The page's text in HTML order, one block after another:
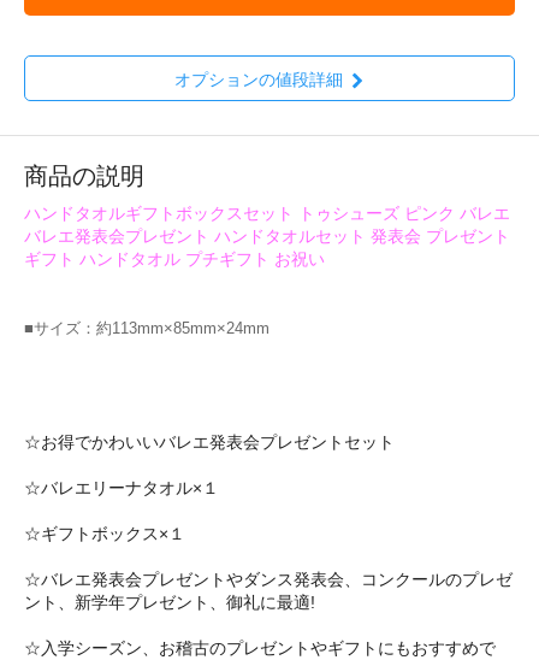
オプションの値段詳細
商品の説明
ハンドタオルギフトボックスセット トゥシューズ ピンク バレエ
バレエ発表会プレゼント ハンドタオルセット 発表会 プレゼント
ギフト ハンドタオル プチギフト お祝い
■サイズ：約113mm×85mm×24mm
☆お得でかわいいバレエ発表会プレゼントセット
☆バレエリーナタオル×１
☆ギフトボックス×１
☆バレエ発表会プレゼントやダンス発表会、コンクールのプレゼ
ント、新学年プレゼント、御礼に最適!
☆入学シーズン、お稽古のプレゼントやギフトにもおすすめで